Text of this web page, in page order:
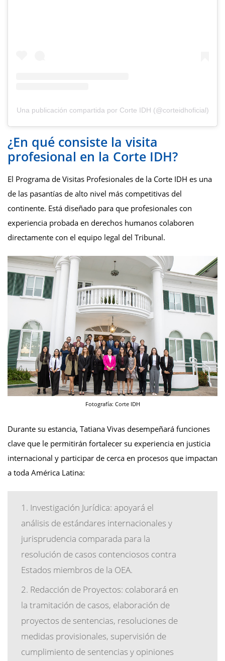
Una publicación compartida por Corte IDH (@corteidhoficial)
¿En qué consiste la visita
profesional en la Corte IDH?
El Programa de Visitas Profesionales de la Corte IDH es una
de las pasantías de alto nivel más competitivas del
continente. Está diseñado para que profesionales con
experiencia probada en derechos humanos colaboren
directamente con el equipo legal del Tribunal.
Fotografía: Corte IDH
Durante su estancia, Tatiana Vivas desempeñará funciones
clave que le permitirán fortalecer su experiencia en justicia
internacional y participar de cerca en procesos que impactan
a toda América Latina:
Investigación Jurídica: apoyará el
análisis de estándares internacionales y
jurisprudencia comparada para la
resolución de casos contenciosos contra
Estados miembros de la OEA.
Redacción de Proyectos: colaborará en
la tramitación de casos, elaboración de
proyectos de sentencias, resoluciones de
medidas provisionales, supervisión de
cumplimiento de sentencias y opiniones